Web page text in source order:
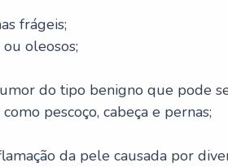
frágeis;
oleosos;
do tipo benigno que pode
pescoço, cabeça e pernas;
da pele causada por